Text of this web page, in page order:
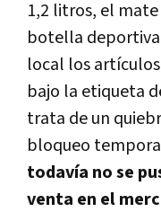
1,2 litros, el
botella
local los
bajo la etiqueta
trata de un
bloqueo
todavía no se
venta en el